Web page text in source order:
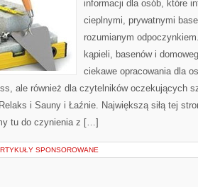
informacji dla osób, które
cieplnymi, prywatnymi
rozumianym
kąpieli, basenów i
ciekawe opracowania dla
ale również dla czytelników oczekujących
i Sauny i Łaźnie. Największą siłą tej
tu do czynienia z […]
SPONSOROWANE